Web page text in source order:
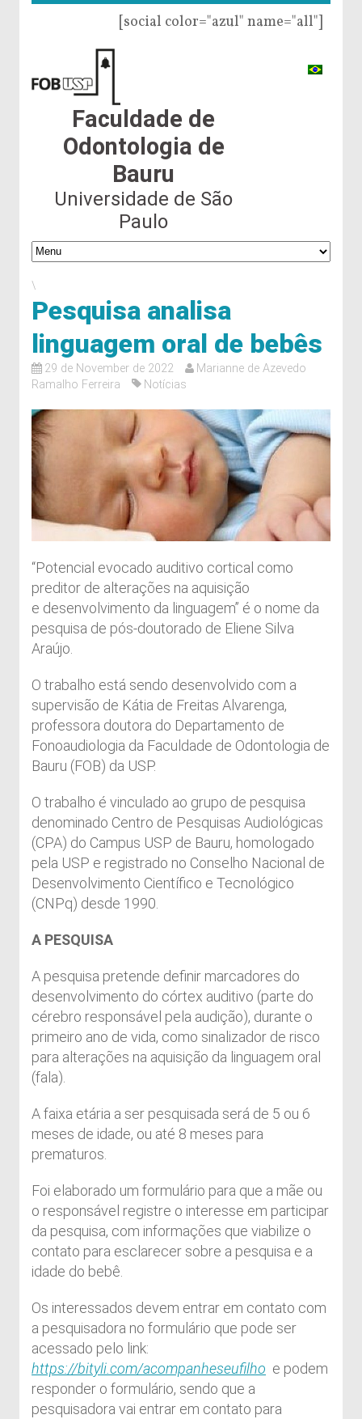
[social color="azul" name="all"]
Faculdade de
Odontologia de
Bauru
Universidade de São
Paulo
\
Pesquisa analisa
linguagem oral de bebês
29 de November de 2022
Marianne de Azevedo
Ramalho Ferreira
Notícias
“Potencial evocado auditivo cortical como
preditor de alterações na aquisição
e desenvolvimento da linguagem” é o nome da
pesquisa de pós-doutorado de Eliene Silva
Araújo.
O trabalho está sendo desenvolvido com a
supervisão de Kátia de Freitas Alvarenga,
professora doutora do Departamento de
Fonoaudiologia da Faculdade de Odontologia de
Bauru (FOB) da USP.
O trabalho é vinculado ao grupo de pesquisa
denominado Centro de Pesquisas Audiológicas
(CPA) do Campus USP de Bauru, homologado
pela USP e registrado no Conselho Nacional de
Desenvolvimento Científico e Tecnológico
(CNPq) desde 1990.
A PESQUISA
A pesquisa pretende definir marcadores do
desenvolvimento do córtex auditivo (parte do
cérebro responsável pela audição), durante o
primeiro ano de vida, como sinalizador de risco
para alterações na aquisição da linguagem oral
(fala).
A faixa etária a ser pesquisada será de 5 ou 6
meses de idade, ou até 8 meses para
prematuros.
Foi elaborado um formulário para que a mãe ou
o responsável registre o interesse em participar
da pesquisa, com informações que viabilize o
contato para esclarecer sobre a pesquisa e a
idade do bebê.
Os interessados devem entrar em contato com
a pesquisadora no formulário que pode ser
acessado pelo link:
https://bityli.com/acompanheseufilho e podem
responder o formulário, sendo que a
pesquisadora vai entrar em contato para